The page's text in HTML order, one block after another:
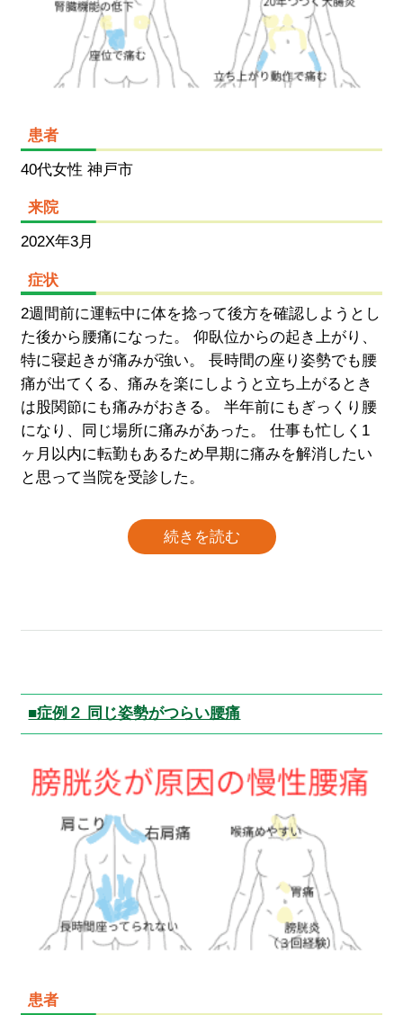
患者
40代女性 神戸市
来院
202X年3月
症状
2週間前に運転中に体を捻って後方を確認しようとし
た後から腰痛になった。 仰臥位からの起き上がり、
特に寝起きが痛みが強い。 長時間の座り姿勢でも腰
痛が出てくる、痛みを楽にしようと立ち上がるとき
は股関節にも痛みがおきる。 半年前にもぎっくり腰
になり、同じ場所に痛みがあった。 仕事も忙しく1
ヶ月以内に転勤もあるため早期に痛みを解消したい
と思って当院を受診した。
続きを読む
■症例２ 同じ姿勢がつらい腰痛
患者